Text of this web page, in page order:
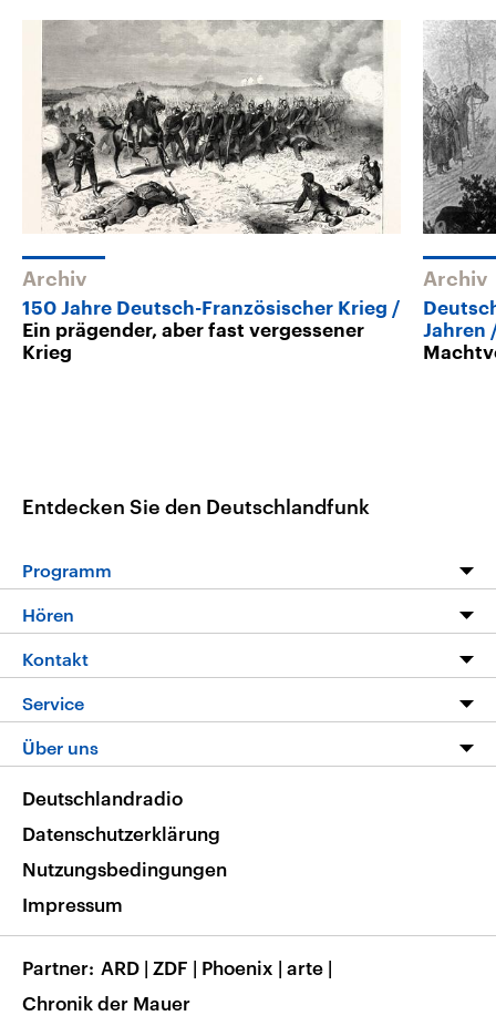
Archiv
150 Jahre Deutsch-Französischer Krieg
Ein prägender, aber fast vergessener
Krieg
Archiv
Jahren
Entdecken Sie den Deutschlandfunk
Programm
Programm
Die Nachrichten
Nachrichtenleicht
Neue Beiträge auf dlf.de
Hören
Livestream
Podcasts
Deutschlandfunk App
Nachrichten App
Frequenzen
Kontakt
Hörerservice
Service
FAQ
Veranstaltungen
Musikliste
RSS
Über uns
Barrierefreiheit
Deutschlandradio
Datenschutzerklärung
Nutzungsbedingungen
Impressum
Partner ARD | ZDF | Phoenix | arte |
Chronik der Mauer